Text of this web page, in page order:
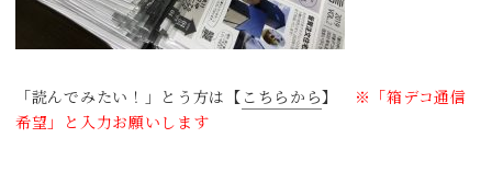
「読んでみたい！」とう方は【 こちらから 】
※「箱デコ通信
希望」と入力お願いします